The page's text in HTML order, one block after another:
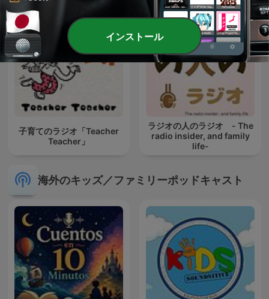
子育てのラジオ「Teacher
Teacher」
ラジオの人のラジオ - The
radio insider, and family
life-
海外のキッズ／ファミリーポッドキャスト
インストール